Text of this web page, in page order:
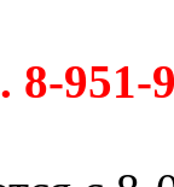
951-